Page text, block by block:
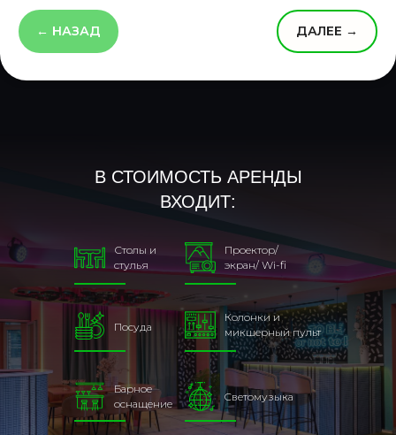
← НАЗАД ДАЛЕЕ →
В СТОИМОСТЬ АРЕНДЫ
ВХОДИТ:
Столы и
стулья
Cветомузыка
Барное
оснащение
Проектор/
экран/ Wi-fi
Посуда
Колонки и
микшерный пульт